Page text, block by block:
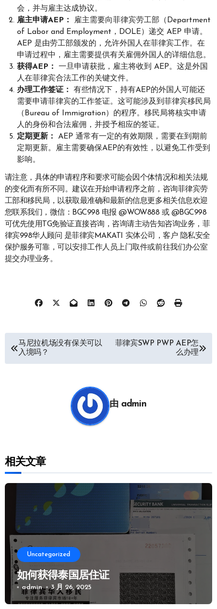
会，并与雇主达成协议。
雇主申请AEP：
雇主需要向菲律宾劳工部（Department
of Labor and Employment，DOLE）递交 AEP 申请。
AEP 是由劳工部颁发的，允许外国人在菲律宾工作。在
申请过程中，雇主需要提供有关雇佣外国人的详细信息。
获得AEP：
一旦申请获批，雇主将收到 AEP。这是外国
人在菲律宾合法工作的关键文件。
办理工作签证：
有些情况下，持有AEP的外国人可能还
需要申请菲律宾的工作签证。这可能涉及到菲律宾移民局
（Bureau of Immigration）的程序。移民局将核实申请
人的身份和合法雇佣，并授予相应的签证。
定期更新：
AEP 通常有一定的有效期限，需要在到期前
定期更新。雇主需要确保AEP的有效性，以避免工作受到
影响。
请注意，具体的申请程序和要求可能会因个体情况和相关法规
的变化而有所不同。建议在开始申请程序之前，咨询菲律宾劳
工部和移民局，以获取最准确和最新的信息更多相关信息欢迎
您联系我们，微信：BGC998 电报 @WOW888 或 @BGC998
可优先使用TG免验证直接咨询，咨询请主动告知咨询业务，菲
律宾998华人顾问 是菲律宾MAKATI 实体公司，客户 隐私安全
保护服务可靠，可以安排工作人员上门取件或前往我们办公室
提交办理业务。
马尼拉机场没有保关可以
入境吗？
菲律宾SWP PWP AEP怎
么办理
由 admin
相关文章
Uncategorized
如何获得泰国居住证
admin 3 月 26, 2025